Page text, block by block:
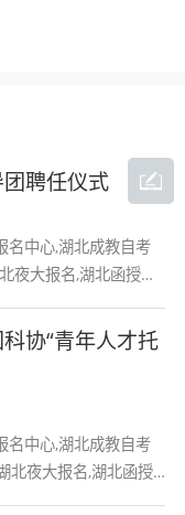
得很多次都在凌
完成。”回忆比
于武汉科技大
各类互联网应
全、程序设
的技术团队。
，获得武科大
、武汉科技大
聘任仪式
名中心,湖北成教自考
夜大报名,湖北函授报
协“青年人才托
名中心,湖北成教自考
北夜大报名,湖北函授